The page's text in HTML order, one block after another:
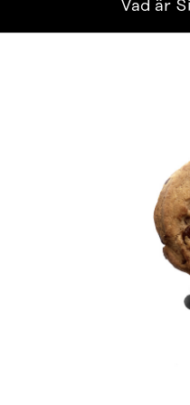
Vad är
Beskrivning av